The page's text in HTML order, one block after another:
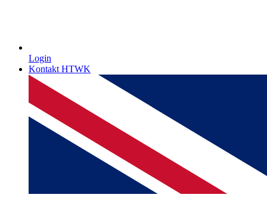
Login
Kontakt HTWK